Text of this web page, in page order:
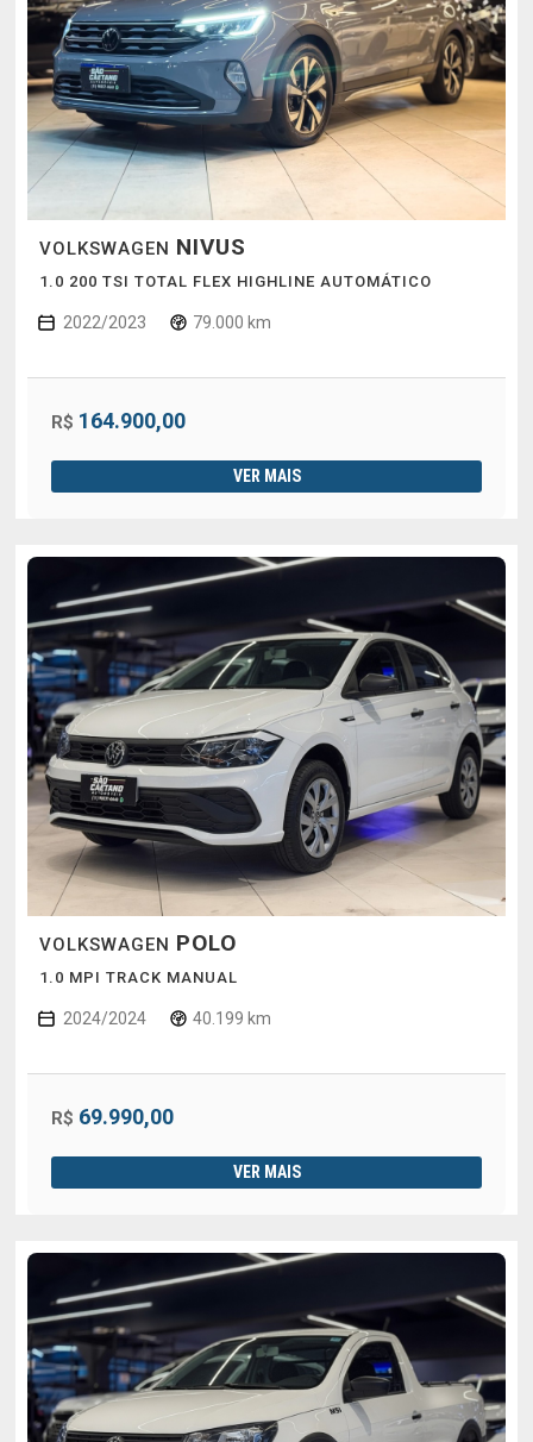
VOLKSWAGEN NIVUS
1.0 200 TSI TOTAL FLEX HIGHLINE AUTOMÁTICO
2022/2023 79.000 km
R$ 164.900,00
VER MAIS
VOLKSWAGEN POLO
1.0 MPI TRACK MANUAL
2024/2024 40.199 km
R$ 69.990,00
VER MAIS